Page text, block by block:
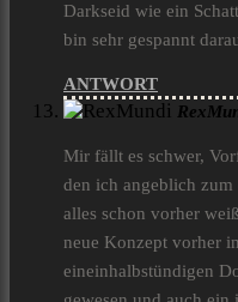
Darkseid wie ein
bin sehr gespannt
ANTWORT
Mir fällt es schwer,
den ich angeblich zum
alles schon vorher
neue Konzept vorher
eineinhalbstündigen